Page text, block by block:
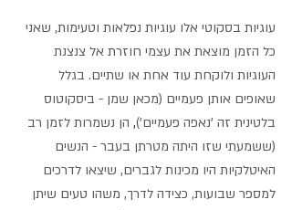
עוגיות בסקוטי אלו עוגיות נפלאות וטעימות, שאני
כל הזמן מוצאת את עצמי חוזרת אל צנצנת
העוגיות ולוקחת עוד אחת או שתיים. בגלל
שאופים אותן פעמיים (מכאן שמן - ביסקוטוס
בלטינית זה 'נאפה פעמיים'), הן נשמרות לזמן רב
(ששמעתי שזו היתה מטרתן בעבר - הנשים
האיטלקיות היו מכינות לגברים, שיצאו לדרכים
למספר שבועות, כצידה לדרך, משהו טעים שיתן